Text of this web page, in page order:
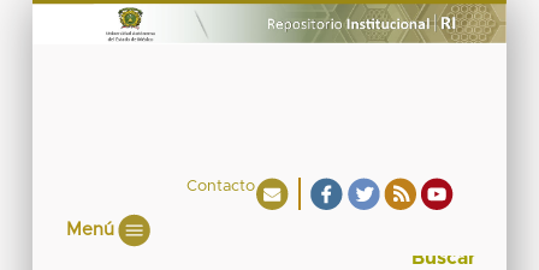
Contacto
Menú
Buscar